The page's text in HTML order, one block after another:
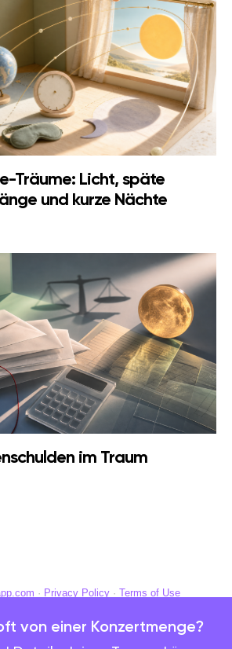
von einer Konzertmenge?
Träume: Licht, späte
und kurze Nächte
im Traum
· Privacy Policy · Terms of Use